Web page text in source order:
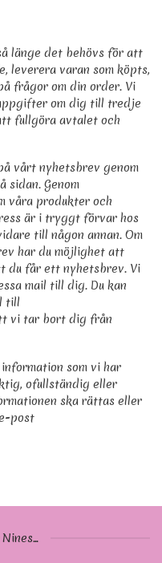
länge det behövs för att
leverera varan som köpts,
frågor om din order. Vi
om dig till tredje
fullgöra avtalet och
vårt nyhetsbrev genom
Genom
våra produkter och
är i tryggt förvar hos
till någon annan. Om
har du möjlighet att
du får ett nyhetsbrev. Vi
mail till dig. Du kan
till
vi tar bort dig från
som vi har
ofullständig eller
ska rättas eller
post